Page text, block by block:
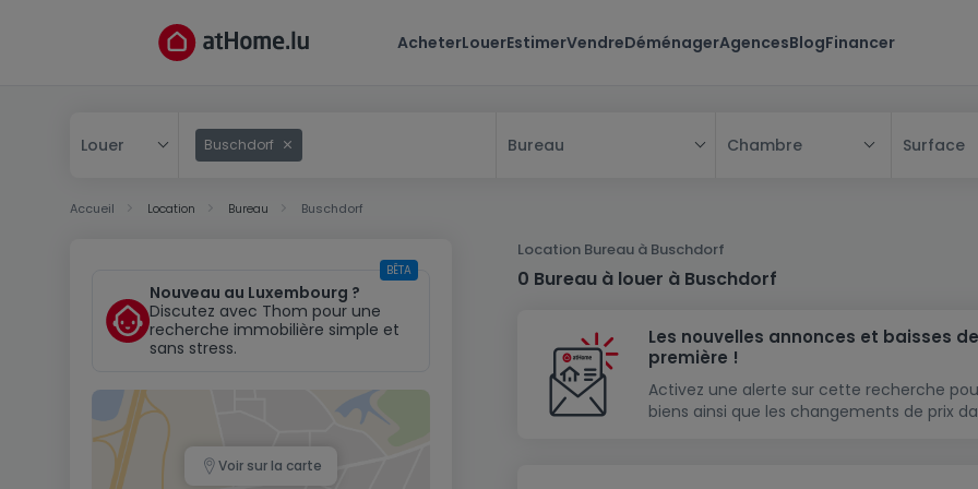
AcheterLouerEstimerVendreDéménagerAgencesBlogFinancer
Louer Buschdorf Bureau
Maison
Maison mitoyenne
Maison jumelée
Appartement
Chambre
Studio
Résidence
Lotissement
Maison à construire
Modèle de maison
Immeuble de rapport
Chambre Surface
Accueil Location Bureau Buschdorf
Location Bureau à Buschdorf
0 Bureau à louer à Buschdorf
Les nouvelles annonces et baisses
première !
Activez une alerte sur cette recherche
biens ainsi que les changements de prix
Nouveau au Luxembourg ?
Discutez avec Thom pour une
recherche immobilière simple et
sans stress.
BÊTA
Voir sur la carte